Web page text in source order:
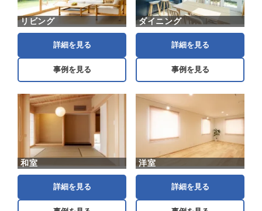
リビング
詳細を見る
事例を見る
ダイニング
詳細を見る
事例を見る
和室
詳細を見る
洋室
詳細を見る